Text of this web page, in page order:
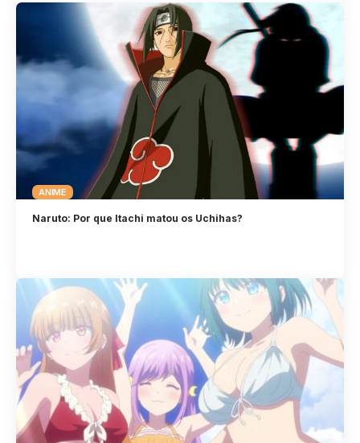
ANIME
Naruto: Por que Itachi matou os Uchihas?